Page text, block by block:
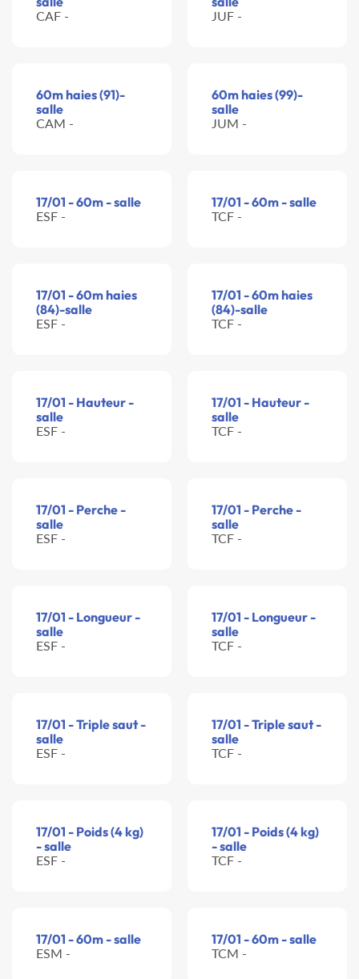
CAF - JUF -
60m haies (91)-
salle
CAM -
60m haies (99)-
salle
JUM -
17/01 - 60m - salle
ESF -
17/01 - 60m - salle
TCF -
17/01 - 60m haies
(84)-salle
ESF -
17/01 - 60m haies
(84)-salle
TCF -
17/01 - Hauteur -
salle
ESF -
17/01 - Hauteur -
salle
TCF -
17/01 - Perche -
salle
ESF -
17/01 - Perche -
salle
TCF -
17/01 - Longueur -
salle
ESF -
17/01 - Longueur -
salle
TCF -
17/01 - Triple saut -
salle
ESF -
17/01 - Triple saut -
salle
TCF -
17/01 - Poids (4 kg)
- salle
ESF -
17/01 - Poids (4 kg)
- salle
TCF -
17/01 - 60m - salle
ESM -
17/01 - 60m - salle
TCM -